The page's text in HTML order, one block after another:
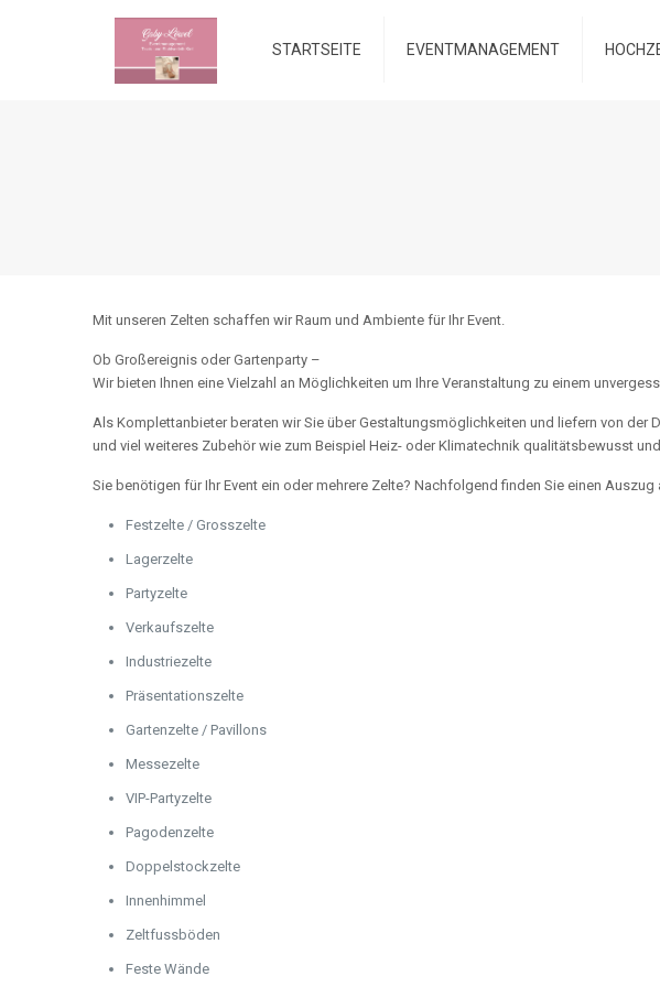
STARTSEITE EVENTMANAGEMENT
Mit unseren Zelten schaffen wir Raum und Ambiente für Ihr Event.
Ob Großereignis oder Gartenparty –
Wir bieten Ihnen eine Vielzahl an Möglichkeiten um Ihre Veranstaltung zu einem
Als Komplettanbieter beraten wir Sie über Gestaltungsmöglichkeiten und liefern von der
und viel weiteres Zubehör wie zum Beispiel Heiz- oder Klimatechnik qualitätsbewusst
Sie benötigen für Ihr Event ein oder mehrere Zelte? Nachfolgend finden Sie einen
Festzelte / Grosszelte
Lagerzelte
Partyzelte
Verkaufszelte
Industriezelte
Präsentationszelte
Gartenzelte / Pavillons
Messezelte
VIP-Partyzelte
Pagodenzelte
Doppelstockzelte
Innenhimmel
Zeltfussböden
Feste Wände